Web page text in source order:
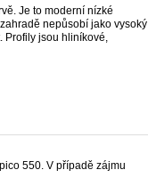
Je to moderní nízké
nepůsobí jako vysoký
Profily jsou hliníkové,
550. V případě zájmu